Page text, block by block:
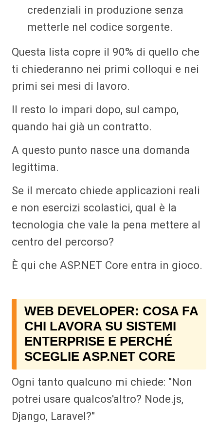
credenziali in produzione senza
metterle nel codice sorgente.
Questa lista copre il 90% di quello che
ti chiederanno nei primi colloqui e nei
primi sei mesi di lavoro.
Il resto lo impari dopo, sul campo,
quando hai già un contratto.
A questo punto nasce una domanda
legittima.
Se il mercato chiede applicazioni reali
e non esercizi scolastici, qual è la
tecnologia che vale la pena mettere al
centro del percorso?
È qui che ASP.NET Core entra in gioco.
WEB DEVELOPER: COSA FA
CHI LAVORA SU SISTEMI
ENTERPRISE E PERCHÉ
SCEGLIE ASP.NET CORE
Ogni tanto qualcuno mi chiede: "Non
potrei usare qualcos'altro? Node.js,
Django, Laravel?"